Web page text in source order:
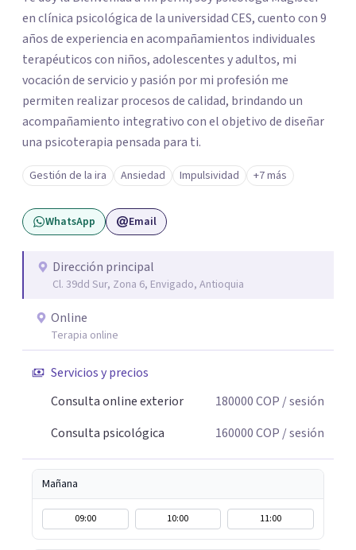
en clínica psicológica de la universidad CES, cuento con 9
años de experiencia en acompañamientos individuales
terapéuticos con niños, adolescentes y adultos, mi
vocación de servicio y pasión por mi profesión me
permiten realizar procesos de calidad, brindando un
acompañamiento integrativo con el objetivo de diseñar
una psicoterapia pensada para ti.
Gestión de la ira Ansiedad Impulsividad +7 más
WhatsApp Email
Dirección principal
Cl. 39dd Sur, Zona 6, Envigado, Antioquia
Online
Terapia online
Servicios y precios
Consulta online exterior
180000COP / sesión
Consulta psicológica
160000COP / sesión
Mañana
09:00 10:00 11:00